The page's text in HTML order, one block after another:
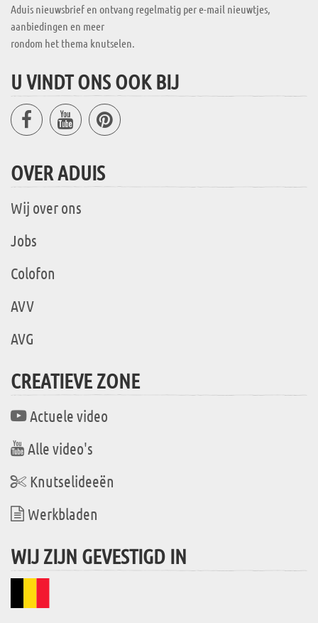
Aduis nieuwsbrief en ontvang regelmatig per e-mail nieuwtjes,
aanbiedingen en meer
rondom het thema knutselen.
U VINDT ONS OOK BIJ
OVER ADUIS
Wij over ons
Jobs
Colofon
AVV
AVG
CREATIEVE ZONE
Actuele video
Alle video's
Knutselideeën
Werkbladen
WIJ ZIJN GEVESTIGD IN